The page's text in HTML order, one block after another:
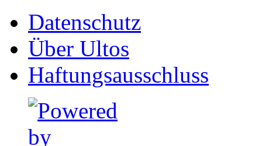
Datenschutz
Über Ultos
Haftungsausschluss